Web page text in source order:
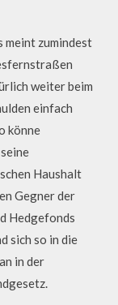
meint zumindest
weiter beim
einfach
könne
Haushalt
Gegner der
Hedgefonds
sich so in die
in der